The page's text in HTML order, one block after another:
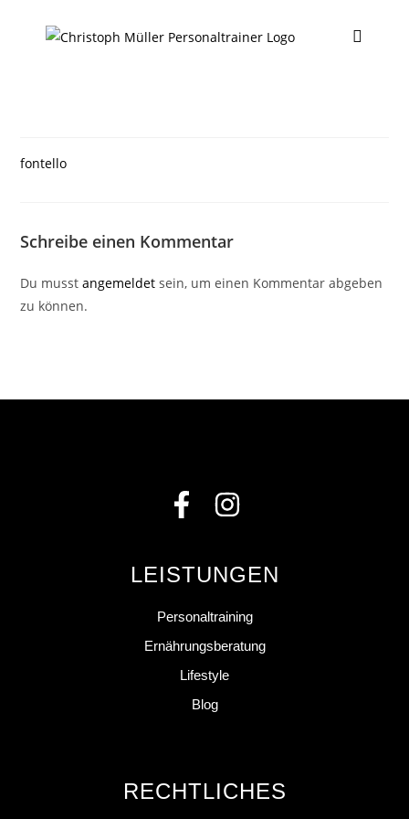
fontello
Schreibe einen Kommentar
Du musstangemeldet sein, um einen Kommentar abgeben
zu können.
LEISTUNGEN
Personaltraining
Ernährungsberatung
Lifestyle
Blog
RECHTLICHES